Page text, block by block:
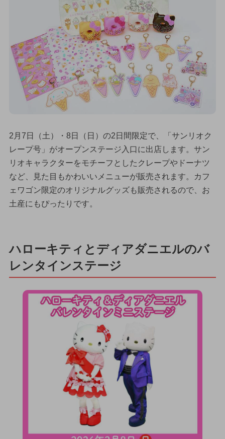
2月7日（土）・8日（日）の2日間限定で、「サンリオク
レープ号」がオープンステージ入口に出店します。サン
リオキャラクターをモチーフとしたクレープやドーナツ
など、見た目もかわいいメニューが販売されます。カフ
ェワゴン限定のオリジナルグッズも販売されるので、お
土産にもぴったりです。
ハローキティとディアダニエルのバ
レンタインステージ